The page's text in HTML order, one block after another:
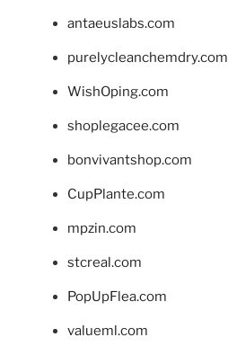
antaeuslabs.com
purelycleanchemdry.com
WishOping.com
shoplegacee.com
bonvivantshop.com
CupPlante.com
mpzin.com
stcreal.com
PopUpFlea.com
valueml.com